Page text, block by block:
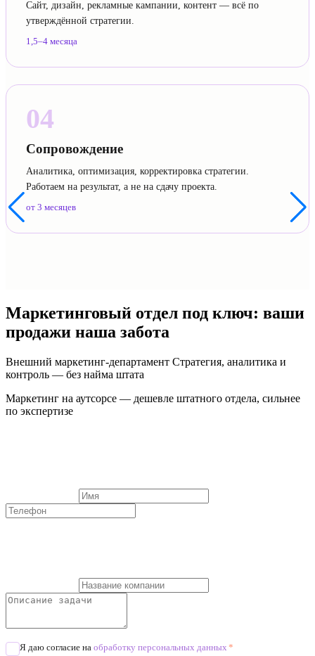
Сайт, дизайн, рекламные кампании, контент — всё по
утверждённой стратегии.
1,5–4 месяца
04
Сопровождение
Аналитика, оптимизация, корректировка стратегии.
Работаем на результат, а не на сдачу проекта.
от 3 месяцев
Маркетинговый отдел под ключ: ваши
продажи наша забота
Внешний маркетинг-департамент Стратегия, аналитика и
контроль — без найма штата
Маркетинг на аутсорсе — дешевле штатного отдела, сильнее
по экспертизе
Я даю согласие на обработку персональных данных *